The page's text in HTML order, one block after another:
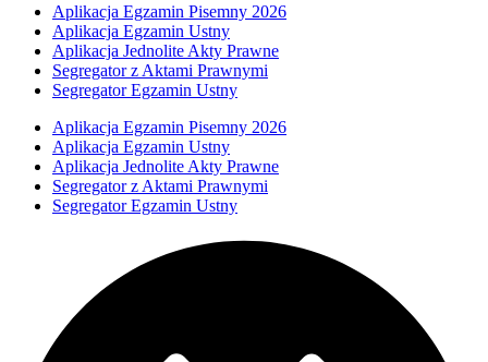
Aplikacja Egzamin Pisemny 2026
Aplikacja Egzamin Ustny
Aplikacja Jednolite Akty Prawne
Segregator z Aktami Prawnymi
Segregator Egzamin Ustny
Aplikacja Egzamin Pisemny 2026
Aplikacja Egzamin Ustny
Aplikacja Jednolite Akty Prawne
Segregator z Aktami Prawnymi
Segregator Egzamin Ustny